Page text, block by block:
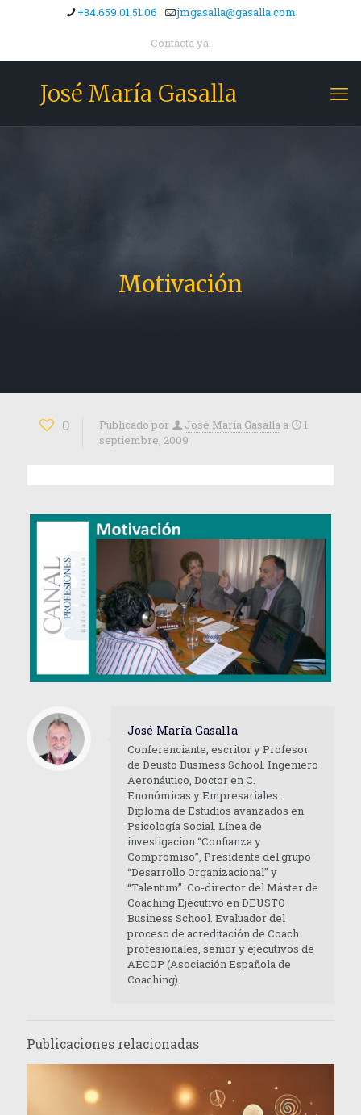
+34.659.01.51.06 jmgasalla@gasalla.com
Contacta ya!
José María Gasalla
Motivación
0 Publicado por José María Gasalla a
1
septiembre, 2009
José María Gasalla
Conferenciante, escritor y Profesor
de Deusto Business School. Ingeniero
Aeronáutico, Doctor en C.
Enonómicas y Empresariales.
Diploma de Estudios avanzados en
Psicología Social. Línea de
investigacion “Confianza y
Compromiso”, Presidente del grupo
“Desarrollo Organizacional” y
“Talentum”. Co-director del Máster de
Coaching Ejecutivo en DEUSTO
Business School. Evaluador del
proceso de acreditación de Coach
profesionales, senior y ejecutivos de
AECOP (Asociación Española de
Coaching).
Publicaciones relacionadas